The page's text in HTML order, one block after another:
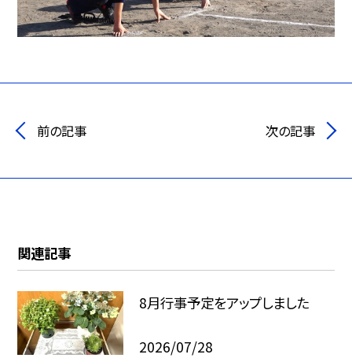
前の記事 次の記事
関連記事
8月行事予定をアップしました
2026/07/28